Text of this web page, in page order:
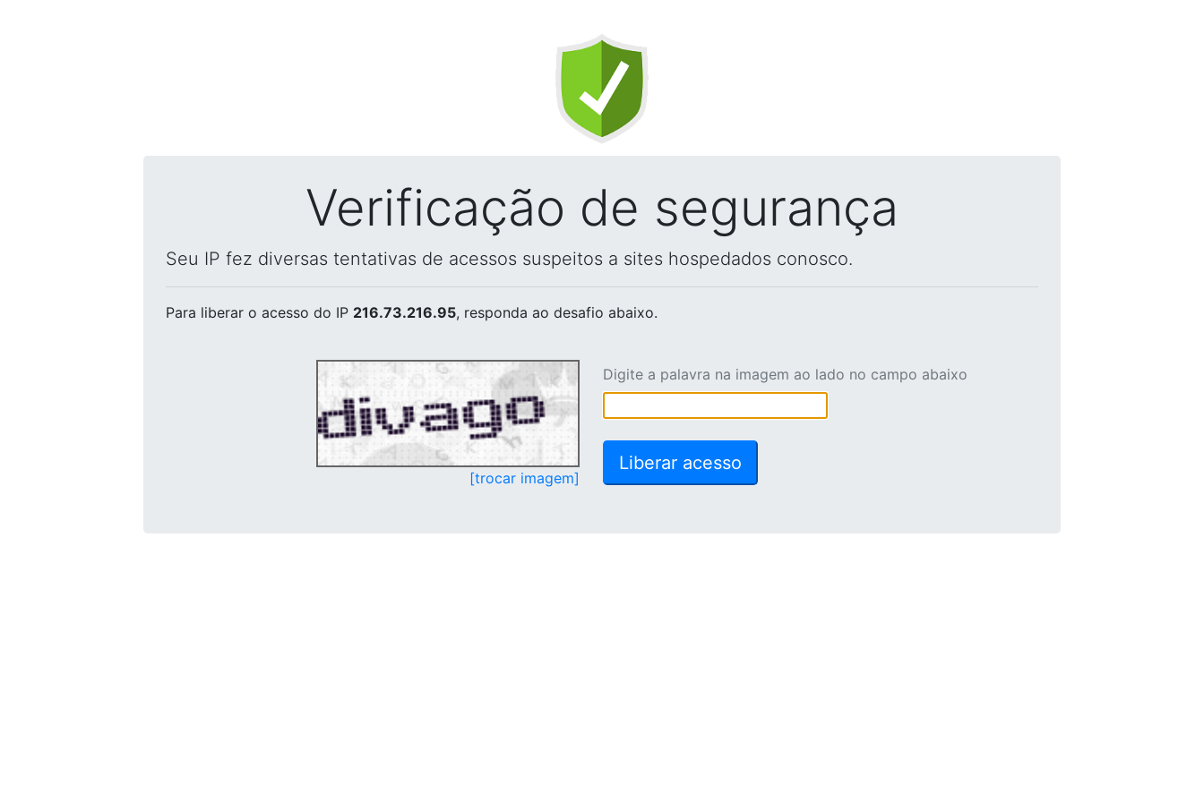
Verificação de segurança
Seu IP fez diversas tentativas de acessos suspeitos a sites hospedados conosco.
Para liberar o acesso do IP 216.73.216.95, responda ao desafio abaixo.
[trocar imagem]
Digite a palavra na imagem ao lado no campo abaixo